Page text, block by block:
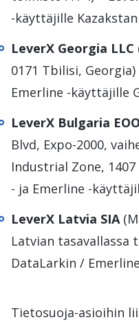
-käyttäjille
LeverX Georgia LLC
0171 Tbilisi,
Emerline -käyttäjille
LeverX Bulgaria
Blvd, Expo-2000,
Industrial Zone,
- ja Emerline -
LeverX Latvia SIA
Latvian tasavallassa
DataLarkin /
Tietosuoja-asioihin